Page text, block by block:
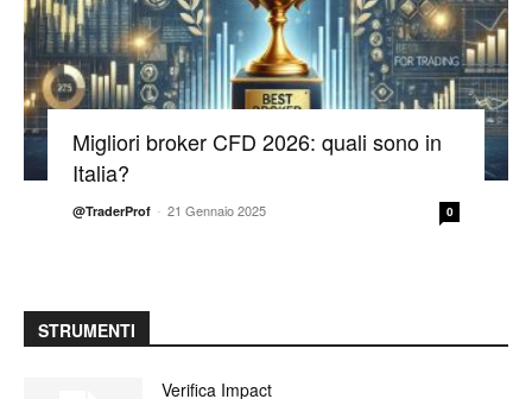
Migliori broker CFD 2026: quali sono in
Italia?
@TraderProf - 21 Gennaio 2025 0
STRUMENTI
Verifica Impact